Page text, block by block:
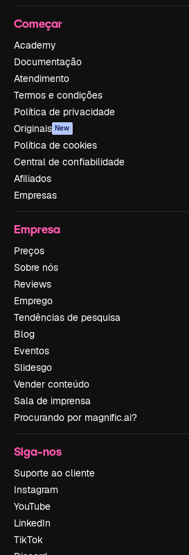
Começar
Academy
Documentação
Atendimento
Termos e condições
Política de privacidade
Originais New
Política de cookies
Central de confiabilidade
Afiliados
Empresas
Empresa
Preços
Sobre nós
Reviews
Emprego
Tendências de pesquisa
Blog
Eventos
Slidesgo
Vender conteúdo
Sala de imprensa
Procurando por magnific.ai?
Siga-nos
Suporte ao cliente
Instagram
YouTube
LinkedIn
TikTok